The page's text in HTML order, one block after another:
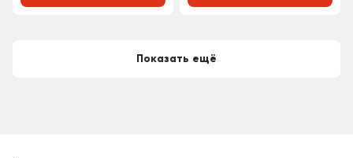
Показать ещё